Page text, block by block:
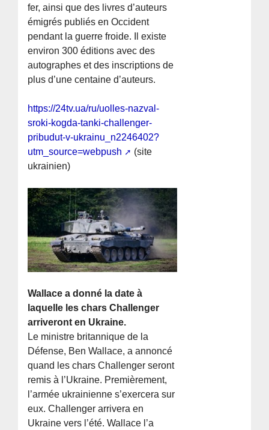
fer, ainsi que des livres d’auteurs
émigrés publiés en Occident
pendant la guerre froide. Il existe
environ 300 éditions avec des
autographes et des inscriptions de
plus d’une centaine d’auteurs.
https://24tv.ua/ru/uolles-nazval-
sroki-kogda-tanki-challenger-
pribudut-v-ukrainu_n2246402?
utm_source=webpush
(site
ukrainien)
Wallace a donné la date à
laquelle les chars Challenger
arriveront en Ukraine.
Le ministre britannique de la
Défense, Ben Wallace, a annoncé
quand les chars Challenger seront
remis à l’Ukraine. Premièrement,
l’armée ukrainienne s’exercera sur
eux. Challenger arrivera en
Ukraine vers l’été. Wallace l’a